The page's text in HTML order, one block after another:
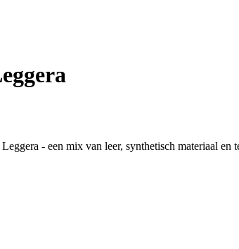
- een mix van leer, synthetisch materiaal en